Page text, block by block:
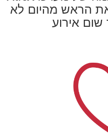
הראש מהיום לא
אירוע